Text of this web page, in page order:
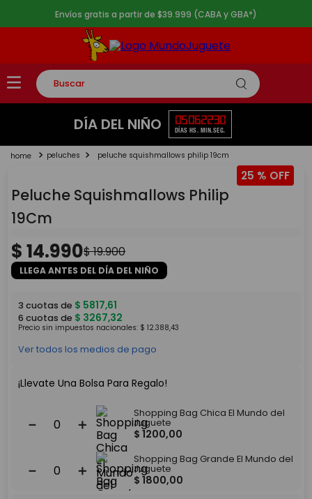
Envíos gratis a partir de $39.999 (CABA y GBA*)
Buscar
TÉRMINOS MÁS BUSCADOS
2.
lego
DÍA DEL NIÑO 05
DÍAS
06
HS.
22
MIN.
29
SEG.
peluches peluche squishmallows philip 19cm
25 %
Peluche Squishmallows Philip
19Cm
$14.990$19.900
LLEGA ANTES DEL DÍA DEL NIÑO
3 cuotas de $ 5817,61
6 cuotas de $ 3267,32
Precio sin impuestos nacionales: $ 12.388,43
Ver todos los medios de pago
¡Llevate Una Bolsa Para Regalo!
＋
－
Shopping Bag Chica El Mundo del
Juguete
$ 1200,00
＋
－
Shopping Bag Grande El Mundo del
Juguete
$ 1800,00